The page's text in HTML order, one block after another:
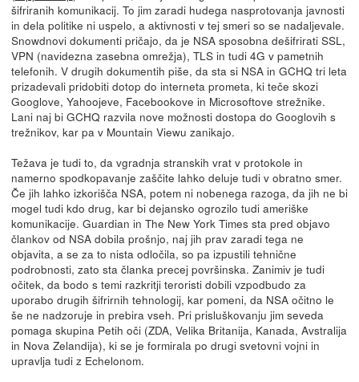
šifriranih komunikacij. To jim zaradi hudega nasprotovanja javnosti
in dela politike ni uspelo, a aktivnosti v tej smeri so se nadaljevale.
Snowdnovi dokumenti pričajo, da je NSA sposobna dešifrirati SSL,
VPN (navidezna zasebna omrežja), TLS in tudi 4G v pametnih
telefonih. V drugih dokumentih piše, da sta si NSA in GCHQ tri leta
prizadevali pridobiti dotop do interneta prometa, ki teče skozi
Googlove, Yahoojeve, Facebookove in Microsoftove strežnike.
Lani naj bi GCHQ razvila nove možnosti dostopa do Googlovih s
trežnikov, kar pa v Mountain Viewu zanikajo.
Težava je tudi to, da vgradnja stranskih vrat v protokole in
namerno spodkopavanje zaščite lahko deluje tudi v obratno smer.
Če jih lahko izkorišča NSA, potem ni nobenega razoga, da jih ne bi
mogel tudi kdo drug, kar bi dejansko ogrozilo tudi ameriške
komunikacije. Guardian in The New York Times sta pred objavo
člankov od NSA dobila prošnjo, naj jih prav zaradi tega ne
objavita, a se za to nista odločila, so pa izpustili tehnične
podrobnosti, zato sta članka precej površinska. Zanimiv je tudi
očitek, da bodo s temi razkritji teroristi dobili vzpodbudo za
uporabo drugih šifrirnih tehnologij, kar pomeni, da NSA očitno le
še ne nadzoruje in prebira vseh. Pri prisluškovanju jim seveda
pomaga skupina Petih oči (ZDA, Velika Britanija, Kanada, Avstralija
in Nova Zelandija), ki se je formirala po drugi svetovni vojni in
upravlja tudi z Echelonom.